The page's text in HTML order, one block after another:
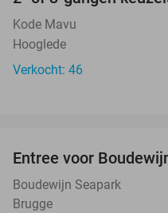
Kode Mavu
Hooglede
Verkocht: 46
Entree voor
Boudewijn Seapark
Brugge